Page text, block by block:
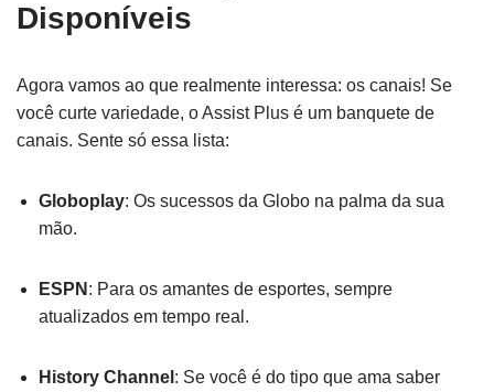
Disponíveis
Agora vamos ao que realmente interessa: os canais! Se
você curte variedade, o Assist Plus é um banquete de
canais. Sente só essa lista:
Globoplay: Os sucessos da Globo na palma da sua
mão.
ESPN : Para os amantes de esportes, sempre
atualizados em tempo real.
History Channel : Se você é do tipo que ama saber